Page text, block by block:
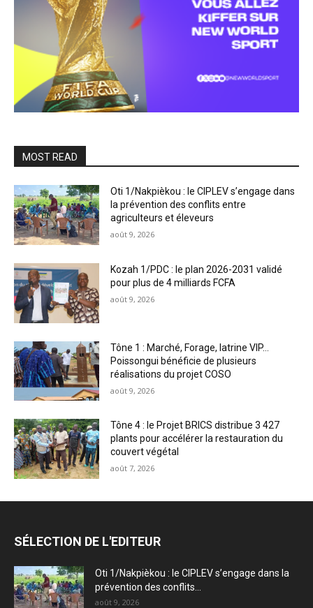
MOST READ
Oti 1/Nakpièkou : le CIPLEV s’engage dans
la prévention des conflits entre
agriculteurs et éleveurs
août 9, 2026
Kozah 1/PDC : le plan 2026-2031 validé
pour plus de 4 milliards FCFA
août 9, 2026
Tône 1 : Marché, Forage, latrine VIP…
Poissongui bénéficie de plusieurs
réalisations du projet COSO
août 9, 2026
Tône 4 : le Projet BRICS distribue 3 427
plants pour accélérer la restauration du
couvert végétal
août 7, 2026
SÉLECTION DE L'EDITEUR
Oti 1/Nakpièkou : le CIPLEV s’engage dans la
prévention des conflits...
août 9, 2026